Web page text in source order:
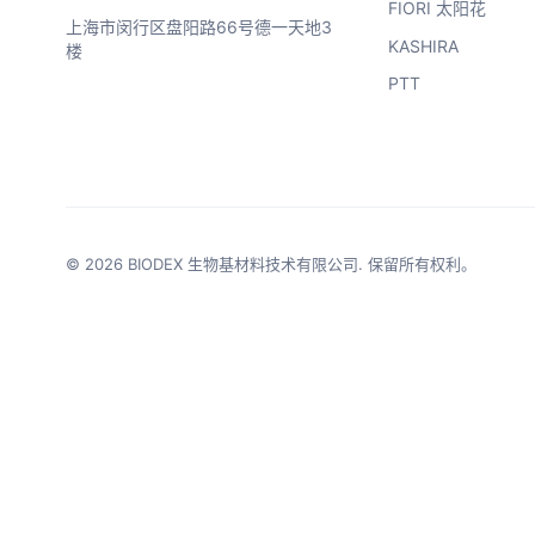
上海市闵行区盘阳路66号德一天地3
楼
FIORI 太阳花
KASHIRA
PTT
© 2026 BIODEX 生物基材料技术有限公司. 保留所有权利。